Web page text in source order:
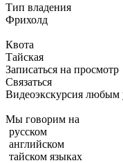
Тип владения
Фрихолд
Квота
Тайская
Записаться на просмотр
Связаться
Видеоэкскурсия
Мы говорим на
русском
английском
тайском языках